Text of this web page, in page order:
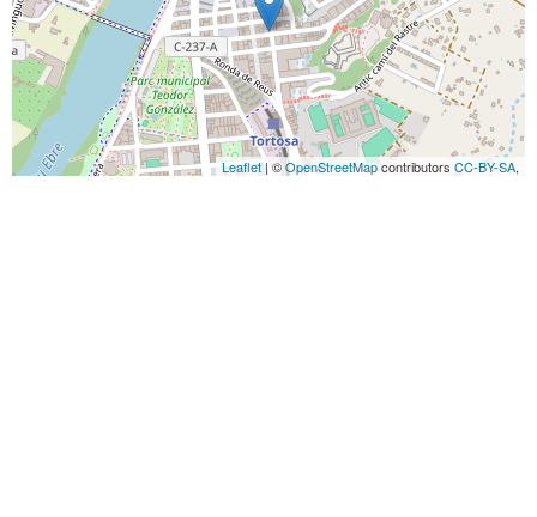
Leaflet| ©OpenStreetMapcontributors CC-BY-SA,